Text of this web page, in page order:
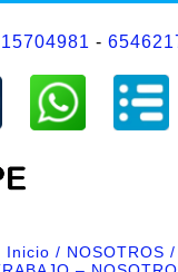
-
Inicio
NOSOTROS